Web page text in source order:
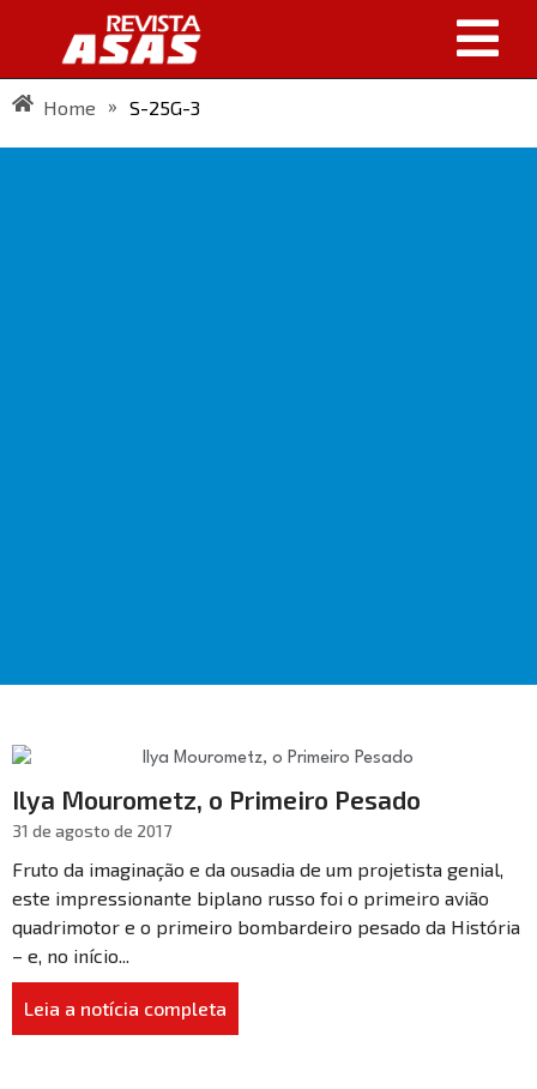
Home » S-25G-3
Ilya Mourometz, o Primeiro Pesado
31 de agosto de 2017
Fruto da imaginação e da ousadia de um projetista genial,
este impressionante biplano russo foi o primeiro avião
quadrimotor e o primeiro bombardeiro pesado da História
– e, no início...
Leia a notícia completa